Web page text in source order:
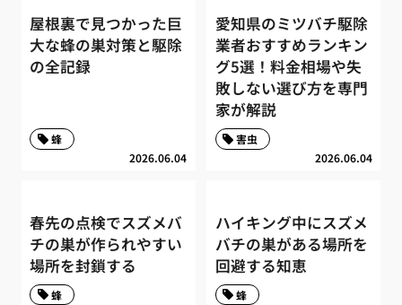
屋根裏で見つかった巨
大な蜂の巣対策と駆除
の全記録
2026.06.04
蜂
愛知県のミツバチ駆除
業者おすすめランキン
グ5選！料金相場や失
敗しない選び方を専門
家が解説
2026.06.04
害虫
春先の点検でスズメバ
チの巣が作られやすい
場所を封鎖する
蜂
ハイキング中にスズメ
バチの巣がある場所を
回避する知恵
蜂